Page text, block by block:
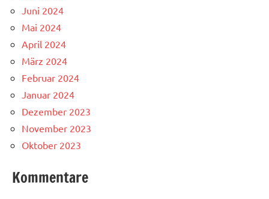
Juni 2024
Mai 2024
April 2024
März 2024
Februar 2024
Januar 2024
Dezember 2023
November 2023
Oktober 2023
Kommentare